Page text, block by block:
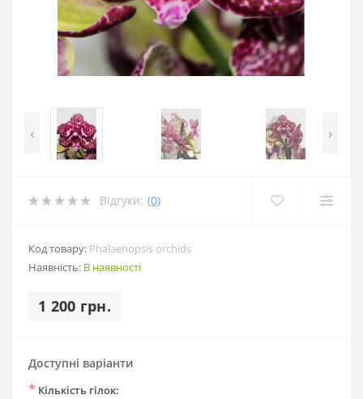
‹ ›
Відгуки: (0)
Код товару: Phalaenopsis orchids
Наявність: В наявності
1 200 грн.
Доступні варіанти
* Кількість гілок: